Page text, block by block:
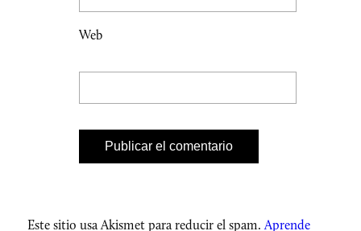
Web
Este sitio usa Akismet para reducir el spam. Aprende